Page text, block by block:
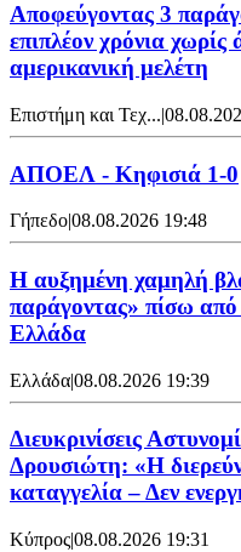
Αποφεύγοντας 3
επιπλέον χρόνια
αμερικανική μελέτη
Επιστήμη και Τεχ...|
ΑΠΟΕΛ - Κηφισιά 1-0
Γήπεδο|08.08.2026 19:48
Η αυξημένη χαμηλή
παράγοντας» πίσω από
Ελλάδα
Ελλάδα|08.08.2026 19:39
Διευκρινίσεις
Δρουσιώτη: «Η
καταγγελία – Δεν
Κύπρος|08.08.2026 19:31